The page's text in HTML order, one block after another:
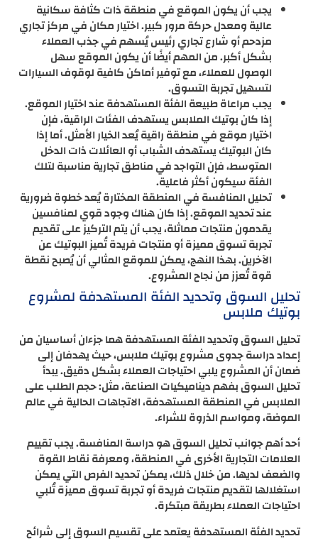
يجب أن يكون الموقع في منطقة ذات كثافة سكانية
عالية ومعدل حركة مرور كبير. اختيار مكان في مركز تجاري
مزدحم أو شارع تجاري رئيس يُسهم في جذب العملاء
بشكل أكبر. من المهم أيضًا أن يكون الموقع سهل
الوصول للعملاء، مع توفير أماكن كافية لوقوف السيارات
لتسهيل تجربة التسوق.
يجب مراعاة طبيعة الفئة المستهدفة عند اختيار الموقع.
إذا كان بوتيك الملابس يستهدف الفئات الراقية، فإن
اختيار موقع في منطقة راقية يُعد الخيار الأمثل. أما إذا
كان البوتيك يستهدف الشباب أو العائلات ذات الدخل
المتوسط، فإن التواجد في مناطق تجارية مناسبة لتلك
الفئة سيكون أكثر فاعلية.
تحليل المنافسة في المنطقة المختارة يُعد خطوة ضرورية
عند تحديد الموقع. إذا كان هناك وجود قوي لمنافسين
يقدمون منتجات مماثلة، يجب أن يتم التركيز على تقديم
تجربة تسوق مميزة أو منتجات فريدة تُميز البوتيك عن
الآخرين. بهذا النهج، يمكن للموقع المثالي أن يُصبح نقطة
قوة تُعزز من نجاح المشروع.
تحليل السوق وتحديد الفئة المستهدفة لمشروع
بوتيك ملابس
تحليل السوق وتحديد الفئة المستهدفة هما جزءان أساسيان من
إعداد دراسة جدوى مشروع بوتيك ملابس، حيث يهدفان إلى
ضمان أن المشروع يلبي احتياجات العملاء بشكل دقيق. يبدأ
تحليل السوق بفهم ديناميكيات الصناعة، مثل: حجم الطلب على
الملابس في المنطقة المستهدفة، الاتجاهات الحالية في عالم
الموضة، ومواسم الذروة للشراء.
أحد أهم جوانب تحليل السوق هو دراسة المنافسة. يجب تقييم
العلامات التجارية الأخرى في المنطقة، ومعرفة نقاط القوة
والضعف لديها. من خلال ذلك، يمكن تحديد الفرص التي يمكن
استغلالها لتقديم منتجات فريدة أو تجربة تسوق مميزة تُلبي
احتياجات العملاء بطريقة مبتكرة.
تحديد الفئة المستهدفة يعتمد على تقسيم السوق إلى شرائح